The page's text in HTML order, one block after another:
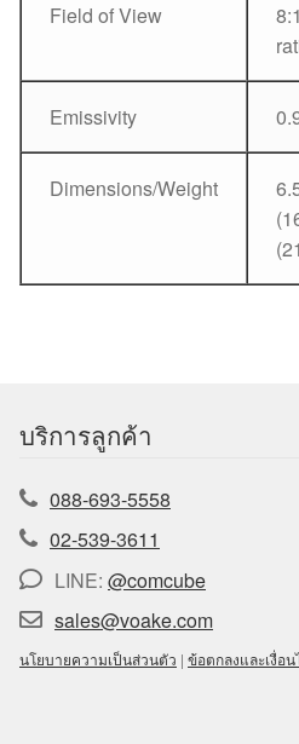
Field of View
Emissivity
Dimensions/Weight
บริการลูกค้า
088-693-5558
02-539-3611
LINE: @comcube
sales@voake.com
นโยบายความเป็นส่วนตัว | ข้อตกลงและเงื่อ